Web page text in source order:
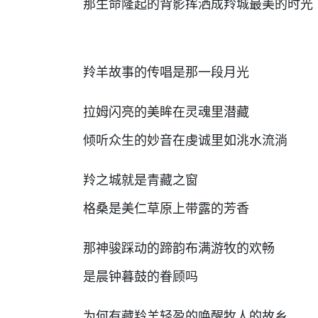
那生命隆起的背影挥洒成羚城最美的时光
羚羊故事的传唱是那一段月光
拉姆闪亮的美眸在灵魂里潜藏
倾听众生的妙音在虔诚里如洮水流淌
羚之城就是青藏之窗
格桑是美仁草原上带露的芳香
那神骏踩动的蹄韵布满游牧的欢畅
是晨钟暮鼓的眷顾吗